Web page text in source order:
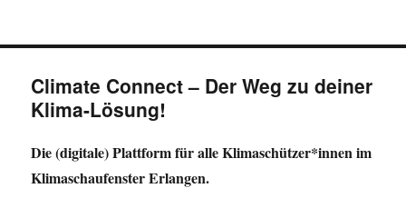
Climate Connect – Der Weg zu deiner
Klima-Lösung!
Die (digitale) Plattform für alle Klimaschützer*innen im
Klimaschaufenster Erlangen.